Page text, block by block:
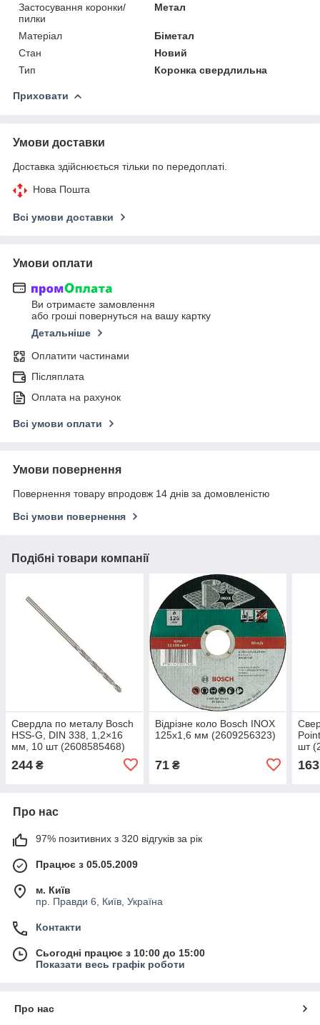
Застосування коронки/
пилки
Метал
Матеріал
Біметал
Стан
Новий
Тип
Коронка свердлильна
Приховати
Умови доставки
Доставка здійснюється тільки по передоплаті.
Нова Пошта
Всі умови доставки
Умови оплати
Ви отримаєте замовлення
або гроші повернуться на вашу картку
Детальніше
Оплатити частинами
Післяплата
Оплата на рахунок
Всі умови оплати
Умови повернення
Повернення товару впродовж 14 днів за домовленістю
Всі умови повернення
Подібні товари компанії
Свердла по металу Bosch
HSS-G, DIN 338, 1,2×16
мм, 10 шт (2608585468)
244 ₴
Відрізне коло Bosch INOX
125х1,6 мм (2609256323)
71₴
шт
163
Про нас
97% позитивних з 320 відгуків за рік
Працює з 05.05.2009
м. Київ
пр. Правди 6, Київ, Україна
Контакти
Сьогодні працює з 10:00 до 15:00
Показати весь графік роботи
Про нас